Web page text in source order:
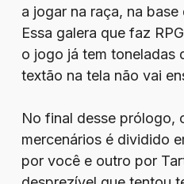
a jogar na raça, na
Essa galera que faz
o jogo já tem toneladas
textão na tela não vai
No final desse prólogo,
mercenários é dividido
por você e outro por